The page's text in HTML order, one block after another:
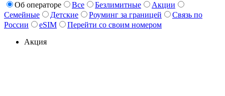
Об операторе
Все Безлимитные
Акции
Семейные
Детские Роуминг за границей
Связь по
России
eSIM
Перейти со своим номером
Акция